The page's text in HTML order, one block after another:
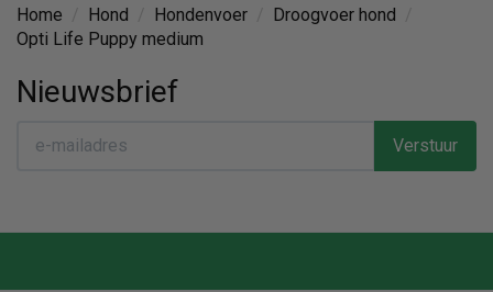
Home Hond Hondenvoer Droogvoer hond
Opti Life Puppy medium
Nieuwsbrief
Verstuur